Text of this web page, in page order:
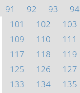
91
92 93 94
101
102 103
109
110 111
117
118 119
125
126 127
133
134 135